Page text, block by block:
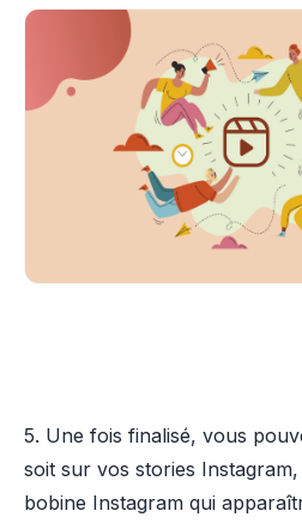
5. Une fois finalisé, vous
soit sur vos stories
bobine Instagram qui